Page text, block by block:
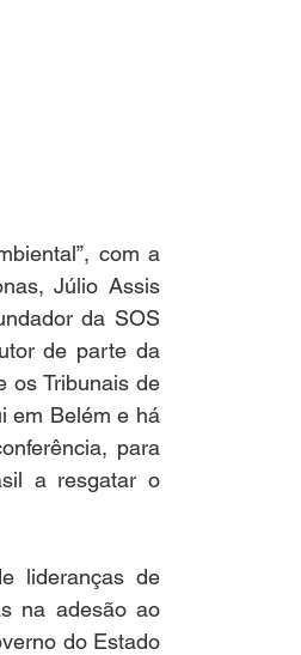
com a
Júlio Assis
da SOS
de parte da
os Tribunais de
em Belém e há
para
a resgatar o
lideranças de
na adesão ao
do Estado